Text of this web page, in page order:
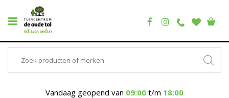
Vandaag geopend van 09:00 t/m 18:00